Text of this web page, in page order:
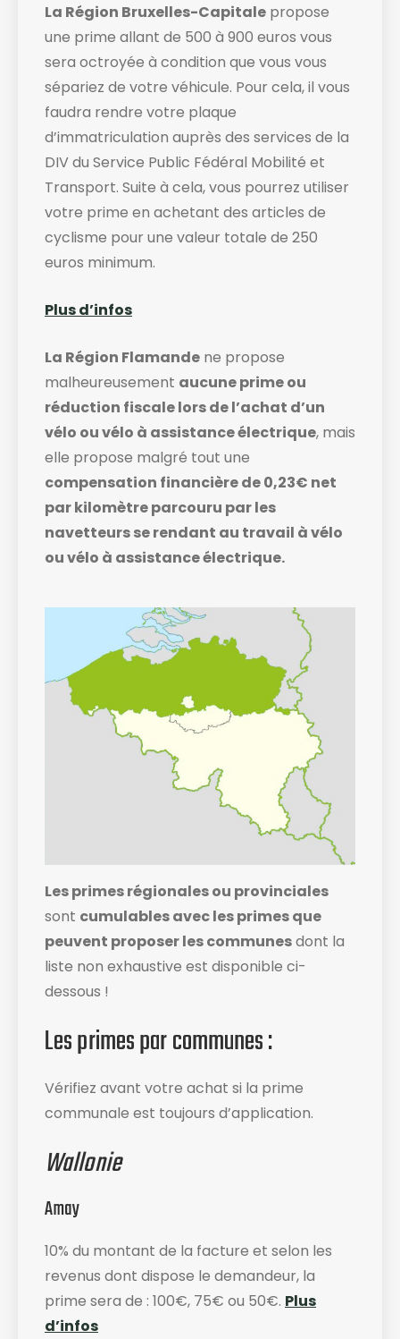
La Région Bruxelles-Capitale propose
une prime allant de 500 à 900 euros vous
sera octroyée à condition que vous vous
sépariez de votre véhicule. Pour cela, il vous
faudra rendre votre plaque
d’immatriculation auprès des services de la
DIV du Service Public Fédéral Mobilité et
Transport. Suite à cela, vous pourrez utiliser
votre prime en achetant des articles de
cyclisme pour une valeur totale de 250
euros minimum.
Plus d’infos
La Région Flamande ne propose
malheureusement aucune prime ou
réduction fiscale lors de l’achat d’un
vélo ou vélo à assistance électrique, mais
elle propose malgré tout une
compensation financière de 0,23€ net
par kilomètre parcouru par les
navetteurs se rendant au travail à vélo
ou vélo à assistance électrique.
Les primes régionales ou provinciales
sont cumulables avec les primes que
peuvent proposer les communesdont la
liste non exhaustive est disponible ci-
dessous !
Les primes par communes :
Vérifiez avant votre achat si la prime
communale est toujours d’application.
Wallonie
Amay
10% du montant de la facture et selon les
revenus dont dispose le demandeur, la
prime sera de : 100€, 75€ ou 50€. Plus
d’infos